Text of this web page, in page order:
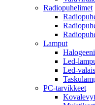
Radiopuhelimet
Lamput
Led-
Led-
PC-tarvikkeet
Kovalevyt